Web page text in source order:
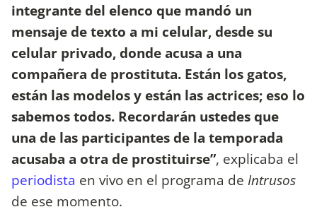
integrante del elenco que mandó un
mensaje de texto a mi celular, desde su
celular privado, donde acusa a una
compañera de prostituta. Están los gatos,
están las modelos y están las actrices; eso lo
sabemos todos. Recordarán ustedes que
una de las participantes de la temporada
acusaba a otra de prostituirse”, explicaba el
periodista en vivo en el programa de Intrusos
de ese momento.